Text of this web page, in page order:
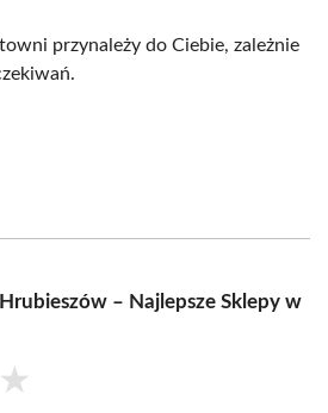
przynależy do Ciebie, zależnie
– Najlepsze Sklepy w
★